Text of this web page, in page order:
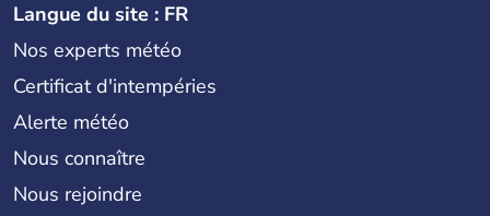
Langue du site : FR
Nos experts météo
Certificat d'intempéries
Alerte météo
Nous connaître
Nous rejoindre